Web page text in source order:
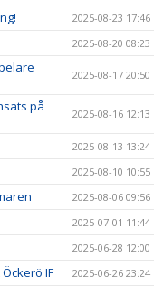
2025-08-23 17:46
2025-08-20 08:23
2025-08-17 20:50
på
2025-08-16 12:13
2025-08-13 13:24
2025-08-10 10:55
2025-08-06 09:56
2025-07-01 11:44
2025-06-28 12:00
IF 2025-06-26 23:24